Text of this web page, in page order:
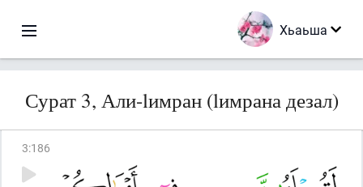
Хьаьша
Сурат 3, Али-lимран (lимрана дезал)
3:186